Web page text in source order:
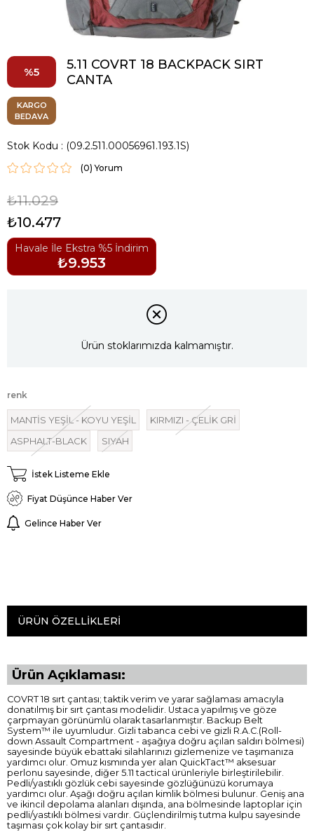
5
5.11 COVRT 18 BACKPACK SIRT
CANTA
KARGO
BEDAVA
Stok Kodu (09.2.511.00056961.193.1S)
(0)
₺11.029
₺10.477
Havale İle Ekstra %5 İndirim
₺9.953
Ürün stoklarımızda kalmamıştır.
renk
MANTİS YEŞİL - KOYU YEŞİL
KIRMIZI - ÇELİK GRİ
ASPHALT-BLACK
SIYAH
İstek Listeme Ekle
Fiyat Düşünce Haber Ver
Gelince Haber Ver
ÜRÜN ÖZELLIKLERI
Ürün Açıklaması:
COVRT 18 sırt çantası; taktik verim ve yarar sağlaması amacıyla
donatılmış bir sırt çantası modelidir. Ustaca yapılmış ve göze
çarpmayan görünümlü olarak tasarlanmıştır. Backup Belt
System™ ile uyumludur. Gizli tabanca cebi ve gizli R.A.C.(Roll-
down Assault Compartment - aşağıya doğru açılan saldırı bölmesi)
sayesinde büyük ebattaki silahlarınızı gizlemenize ve taşımanıza
yardımcı olur. Omuz kısmında yer alan QuickTact™ aksesuar
perlonu sayesinde, diğer 5.11 tactical ürünleriyle birleştirilebilir.
Pedli/yastıklı gözlük cebi sayesinde gözlüğünüzü korumaya
yardımcı olur. Aşağı doğru açılan kimlik bölmesi bulunur. Geniş ana
ve ikincil depolama alanları dışında, ana bölmesinde laptoplar için
pedli/yastıklı bölmesi vardır. Güçlendirilmiş tutma kulpu sayesinde
taşıması çok kolay bir sırt çantasıdır.